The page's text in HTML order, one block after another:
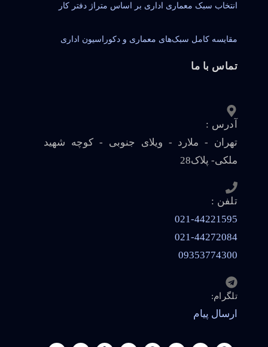
انتخاب سبک معماری اداری بر اساس متراژ دفتر کار
مقایسه کامل سبک‌های معماری و دکوراسیون اداری
تماس با ما
آدرس :
تهران - ملارد - ویلای جنوبی - کوچه شهید
ملکی- پلاک28
تلفن :
021-44221595
021-44272084
09353774300
تلگرام:
ارسال پیام